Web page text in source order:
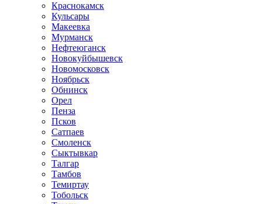
Краснокамск
Кульсары
Макеевка
Мурманск
Нефтеюганск
Новокуйбышевск
Новомосковск
Ноябрьск
Обнинск
Орел
Пенза
Псков
Сатпаев
Смоленск
Сыктывкар
Талгар
Тамбов
Темиртау
Тобольск